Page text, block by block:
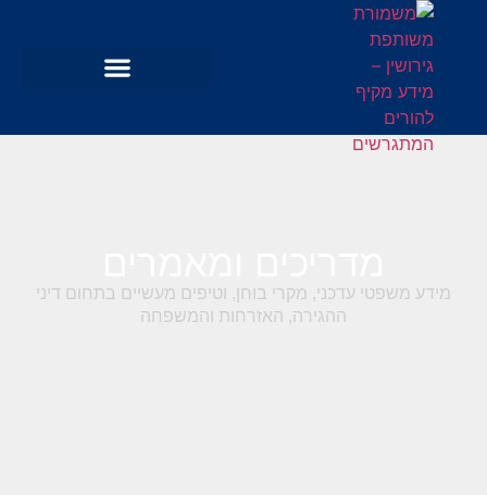
מידע משפטי עדכני, מקרי בוחן, וטיפים מעשיים בתחום דיני
ההגירה, האזרחות והמשפחה